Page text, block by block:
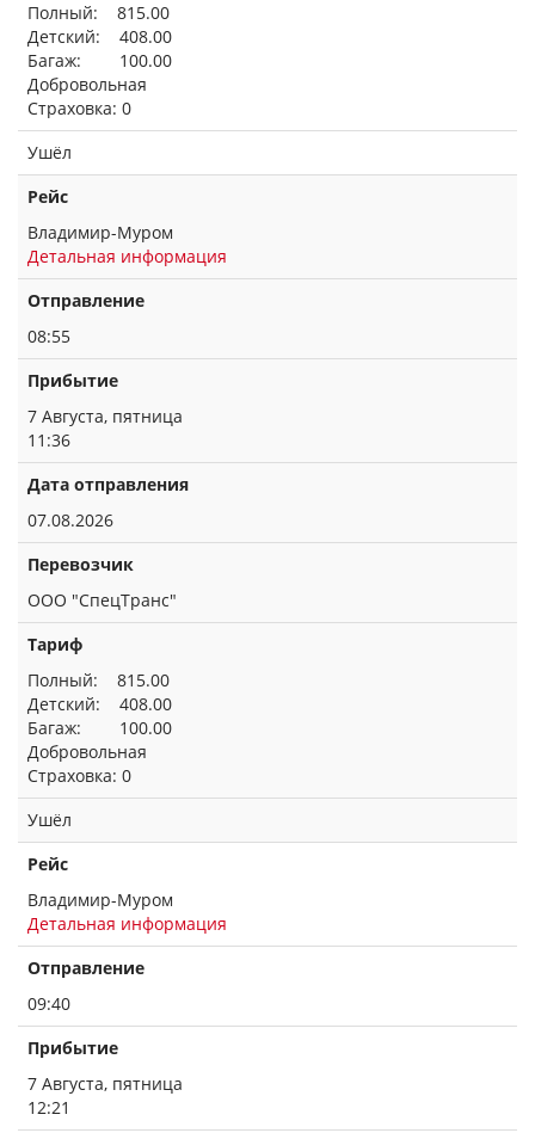
Полный: 815.00
Детский: 408.00
Багаж: 100.00
Добровольная
Страховка: 0
Ушёл
Рейс
Владимир-Муром
Детальная информация
Отправление
08:55
Прибытие
7 Августа, пятница
11:36
Дата отправления
07.08.2026
Перевозчик
ООО "СпецТранс"
Тариф
Полный: 815.00
Детский: 408.00
Багаж: 100.00
Добровольная
Страховка: 0
Ушёл
Рейс
Владимир-Муром
Детальная информация
Отправление
09:40
Прибытие
7 Августа, пятница
12:21